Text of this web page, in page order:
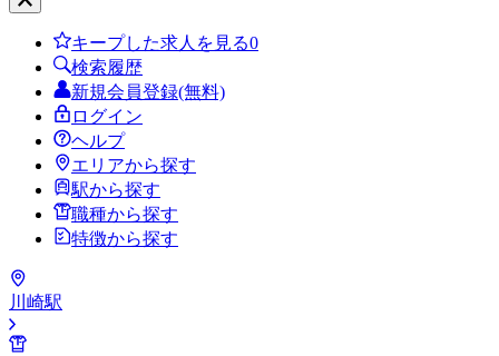
キープした求人を見る0
検索履歴
新規会員登録(無料)
ログイン
ヘルプ
エリアから探す
駅から探す
職種から探す
特徴から探す
川崎駅